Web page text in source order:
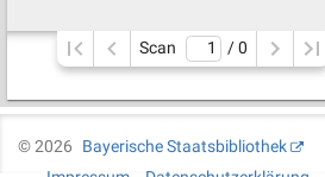
Scan / 0
©2026
Bayerische Staatsbibliothek